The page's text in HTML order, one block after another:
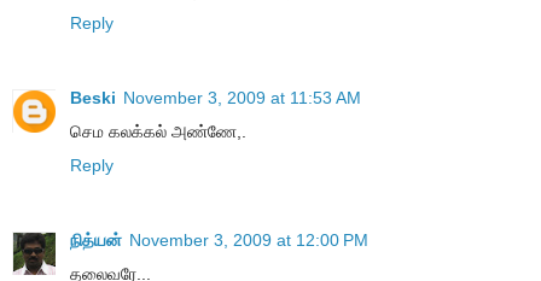
Reply
Beski November 3, 2009 at 11:53 AM
செம கலக்கல் அண்ணே,.
Reply
நித்யன் November 3, 2009 at 12:00 PM
தலைவரே...